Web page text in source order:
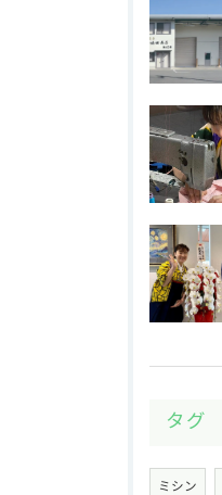
タグ
ミシン